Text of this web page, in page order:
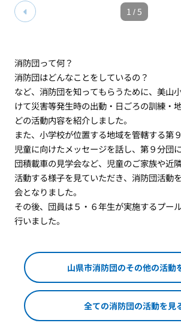
1 /5
消防団って何？
消防団はどんなことをしているの？
など、消防団を知ってもらうために、美山
けて災害等発生時の出動・日ごろの訓練・
どの活動内容を紹介しました。
また、小学校が位置する地域を管轄する第
児童に向けたメッセージを話し、第９分団
団積載車の見学会など、児童のご家族や近
活動する様子を見ていただき、消防団活動
会となりました。
その後、団員は５・６年生が実施するプー
行いました。
山県市消防団のその他の活動
全ての消防団の活動を見